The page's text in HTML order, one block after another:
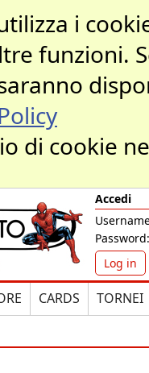
i
funzioni.
di cookie
Accedi
Password:
Log in
CARDS TORNEI